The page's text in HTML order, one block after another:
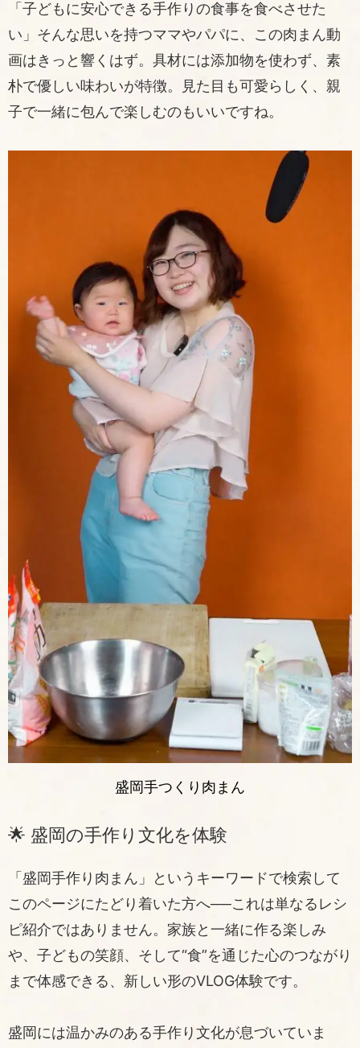
「子どもに安心できる手作りの食事を食べさせた
い」そんな思いを持つママやパパに、この肉まん動
画はきっと響くはず。具材には添加物を使わず、素
朴で優しい味わいが特徴。見た目も可愛らしく、親
子で一緒に包んで楽しむのもいいですね。
盛岡手つくり肉まん
🌟 盛岡の手作り文化を体験
「盛岡手作り肉まん」というキーワードで検索して
このページにたどり着いた方へ──これは単なるレシ
ピ紹介ではありません。家族と一緒に作る楽しみ
や、子どもの笑顔、そして“食”を通じた心のつながり
まで体感できる、新しい形のVLOG体験です。
盛岡には温かみのある手作り文化が息づいていま